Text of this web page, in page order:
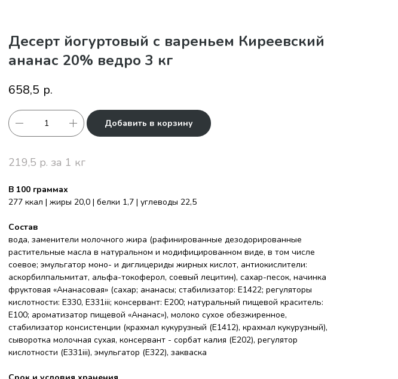
Десерт йогуртовый с вареньем Киреевский
ананас 20% ведро 3 кг
658,5 р.
Добавить в корзину
219,5 р. за 1 кг
В 100 граммах
277 ккал | жиры 20,0 | белки 1,7 | углеводы 22,5
Состав
вода, заменители молочного жира (рафинированные дезодорированные
растительные масла в натуральном и модифицированном виде, в том числе
соевое; эмульгатор моно- и диглицериды жирных кислот, антиокислители:
аскорбилпальмитат, альфа-токоферол, соевый лецитин), сахар-песок, начинка
фруктовая «Ананасовая» (сахар; ананасы; стабилизатор: Е1422; регуляторы
кислотности: Е330, Е331iii; консервант: Е200; натуральный пищевой краситель:
Е100; ароматизатор пищевой «Ананас»), молоко сухое обезжиренное,
стабилизатор консистенции (крахмал кукурузный (Е1412), крахмал кукурузный),
сыворотка молочная сухая, консервант - сорбат калия (Е202), регулятор
кислотности (E331iii), эмульгатор (Е322), закваска